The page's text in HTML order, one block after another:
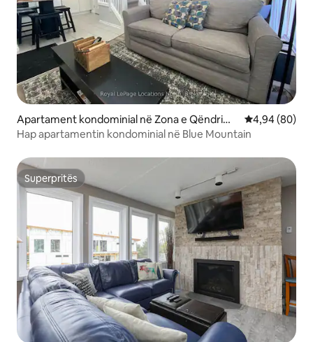
Apartament kondominial në Zona e Qëndrimit
në Malin e Blu
Vlerësimi
4,94 (80)
Hap apartamentin kondominial në Blue Mountain
Superpritës
Superpritës